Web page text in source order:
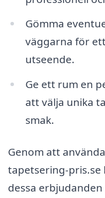
Gömma
väggarna för
utseende.
Ge ett rum en
att välja unika
smak.
Genom att
tapetsering-pris.se
dessa